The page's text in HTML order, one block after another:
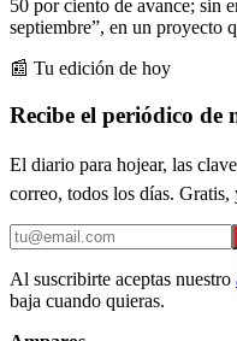
50 por ciento de avance; sin
septiembre”, en un proyecto
📰 Tu edición de hoy
Recibe el periódico de
El diario para hojear, las
correo, todos los días.
Al suscribirte aceptas nuestro
baja cuando quieras.